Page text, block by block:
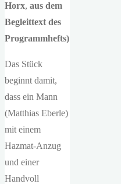
Horx, aus dem
Begleittext des
Programmhefts)
Das Stück
beginnt damit,
dass ein Mann
(Matthias Eberle)
mit einem
Hazmat-Anzug
und einer
Handvoll